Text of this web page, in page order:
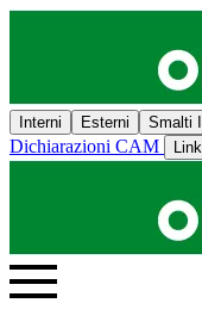
Interni Esterni Smalti
Dichiarazioni CAM